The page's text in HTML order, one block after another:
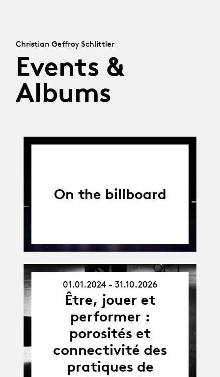
Christian Geffroy Schlittler
Events &
Albums
On the billboard
01.01.24
31.10.26
01.01.2024 - 31.10.2026
Être, jouer et
performer :
porosités et
connectivité des
pratiques de